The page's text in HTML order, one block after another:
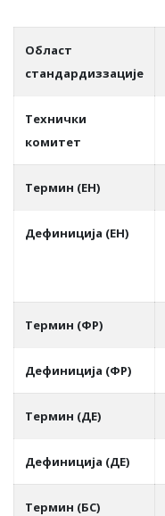
Област
стандардиззације
Teхнички
комитет
Термин (ЕН)
Дефиниција (ЕН)
Термин (ФР)
Дефиниција (ФР)
Термин (ДЕ)
Дефиниција (ДЕ)
Термин (БС)